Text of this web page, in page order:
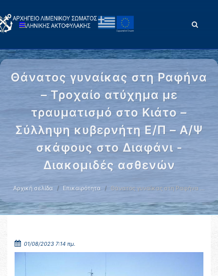
Θάνατος γυναίκας στη Ραφήνα
– Τροχαίο ατύχημα με
τραυματισμό στο Κιάτο –
Σύλληψη κυβερνήτη Ε/Π – Α/Ψ
σκάφους στο Διαφάνι -
Διακομιδές ασθενών
Αρχική σελίδα Επικαιρότητα Θάνατος γυναίκας στη Ραφήνα …
01/08/2023 7:14 πμ.